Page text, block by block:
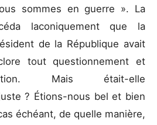
sommes en guerre ». La
laconiquement que la
de la République avait
tout questionnement et
Mais était-elle
? Étions-nous bel et bien
échéant, de quelle manière,